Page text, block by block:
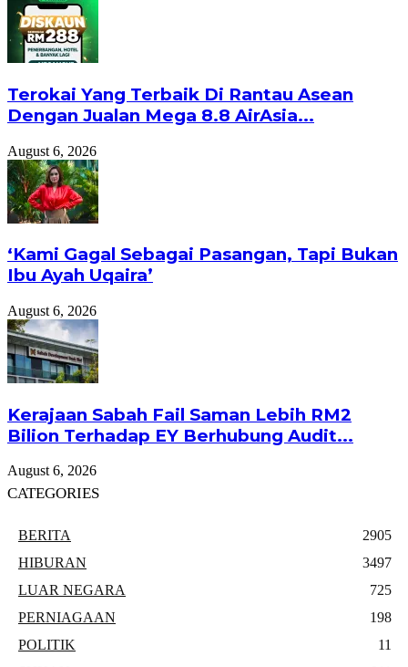
Terokai Yang Terbaik Di Rantau Asean
Dengan Jualan Mega 8.8 AirAsia...
August 6, 2026
‘Kami Gagal Sebagai Pasangan, Tapi Bukan
Ibu Ayah Uqaira’
August 6, 2026
Kerajaan Sabah Fail Saman Lebih RM2
Bilion Terhadap EY Berhubung Audit...
August 6, 2026
CATEGORIES
BERITA
2905
HIBURAN
3497
LUAR NEGARA
725
PERNIAGAAN
198
POLITIK
11